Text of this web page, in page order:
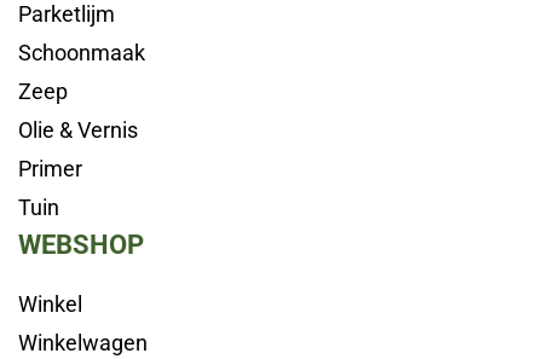
Parketlijm
Schoonmaak
Zeep
Olie & Vernis
Primer
Tuin
WEBSHOP
Winkel
Winkelwagen